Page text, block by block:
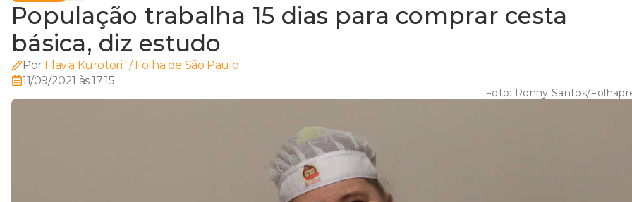
População trabalha 15 dias para comprar cesta
básica, diz estudo
Por Flavia Kurotori´/ Folha de São Paulo
11/09/2021 às 17:15
Foto: Ronny Santos/